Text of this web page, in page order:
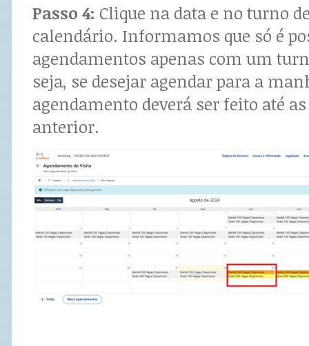
Passo 4: Clique na data e no turno
calendário. Informamos que só é
agendamentos apenas com um
seja, se desejar agendar para a
agendamento deverá ser feito até
anterior.